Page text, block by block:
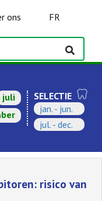
ons FR
juli
SELECTIE
jan. - jun.
jul. - dec.
risico van